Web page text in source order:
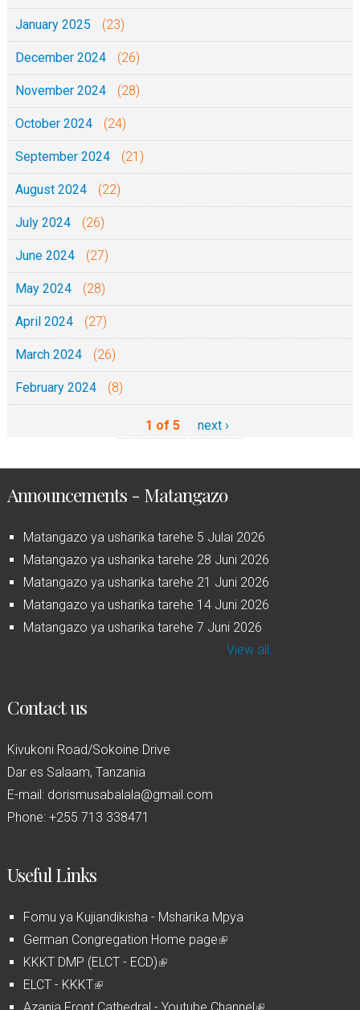
January 2025 (23)
December 2024 (26)
November 2024 (28)
October 2024 (24)
September 2024 (21)
August 2024 (22)
July 2024 (26)
June 2024 (27)
May 2024 (28)
April 2024 (27)
March 2024 (26)
February 2024 (8)
1 of 5 next ›
Announcements - Matangazo
Matangazo ya usharika tarehe 5 Julai 2026
Matangazo ya usharika tarehe 28 Juni 2026
Matangazo ya usharika tarehe 21 Juni 2026
Matangazo ya usharika tarehe 14 Juni 2026
Matangazo ya usharika tarehe 7 Juni 2026
View all
Contact us
Kivukoni Road/Sokoine Drive
Dar es Salaam, Tanzania
E-mail: dorismusabalala@gmail.com
Phone: +255 713 338471
Useful Links
Fomu ya Kujiandikisha - Msharika Mpya
German Congregation Home page(
KKKT DMP (ELCT - ECD)(
ELCT - KKKT(